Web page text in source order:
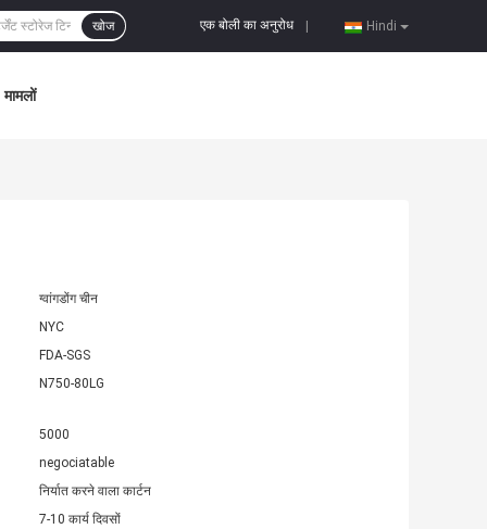
Hindi
एक बोली का अनुरोध
खोज
मामलों
ग्वांगडोंग चीन
NYC
FDA-SGS
N750-80LG
5000
negociatable
निर्यात करने वाला कार्टन
7-10 कार्य दिवसों